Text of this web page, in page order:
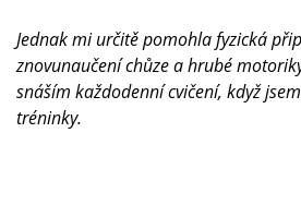
Jednak mi určitě pomohla fyzická
znovunaučení chůze a hrubé
snáším každodenní cvičení, když
tréninky.